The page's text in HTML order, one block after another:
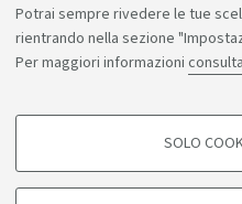
Potrai sempre rivedere le tue
rientrando nella sezione
Per maggiori informazioni
COOKIE DI PROFILAZIONE -
SOLO